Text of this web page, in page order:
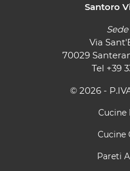
Santoro
Via
70029
Tel +39
© 2026 -
Cucine
Cucine
Pareti